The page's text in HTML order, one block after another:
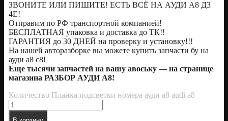
ЗВОНИТЕ ИЛИ ПИШИТЕ! ЕСТЬ ВСЁ НА АУДИ А8 Д3
4Е!
Отправим по РФ транспортной компанией!
БЕСПЛАТНАЯ упаковка и доставка до ТК!!
ГАРАНТИЯ до 30 ДНЕЙ на проверку и установку!!!
На нашей авторазборке вы можете купить запчасти бу на
ауди а8 с8!
Еще тысячи запчастей на вашу авоську — на странице
магазина РАЗБОР АУДИ А8!
Количество Планка подсветки номера ауди а8 audi a8